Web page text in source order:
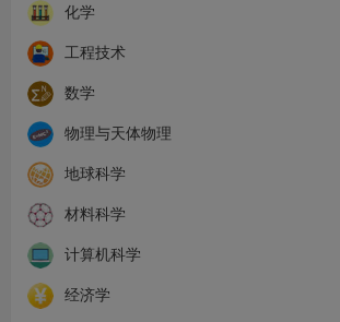
化学
工程技术
数学
物理与天体物理
地球科学
材料科学
计算机科学
经济学